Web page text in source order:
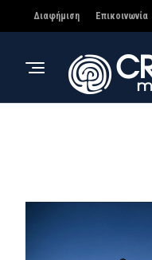
Διαφήμιση Επικοινωνία